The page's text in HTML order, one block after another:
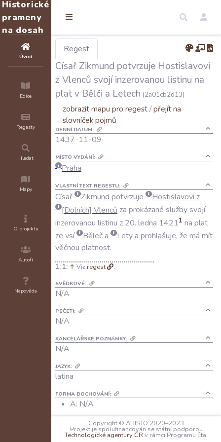
Historické
prameny
na dosah
Úvod
Edice
Regesty
Hledat
Mapy
O projektu
Autoři
Nápověda
Regest
Císař Zikmund potvrzuje Hostislavovi
z Vlenců svojí inzerovanou listinu na
plat v Bělči a Letech (2a01cb2d13)
zobrazit mapu pro regest/přejít na
slovníček pojmů
DENNÍ DATUM:
1437-11-09
MÍSTO VYDÁNÍ:
Praha
VLASTNÍ TEXT REGESTU:
Císař Zikmund potvrzuje Hostislavovi z
Dolních Vlenců za prokázané službysvojí
inzerovanou listinu z 20. ledna 14211 na plat
ze vsí Běleča Letya prohlašuje, že má mít
věčnou platnost.
1: ↑ Viz regest .
SVĚDKOVÉ:
N/A
PEČETI:
N/A
KANCELÁŘSKÉ POZNÁMKY:
N/A
JAZYK:
latina
FORMA DOCHOVÁNÍ:
A: N/A
B: soudobý opis v registrech krále
Zikmunda z let 1436–1437
C: opis z 15. století ve sbírce „Cancelaria
Copyright © AHISTO 2020–2023
Projekt je spolufinancován se státní podporou
Technologické agentury ČR v rámci Programu Éta.